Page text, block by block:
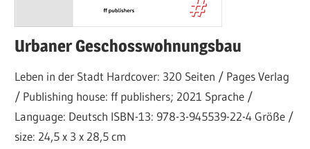
Urbaner Geschosswohnungsbau
Leben in der Stadt Hardcover: 320 Seiten / Pages Verlag
/ Publishing house: ff publishers; 2021 Sprache /
Language: Deutsch ISBN-13: 978-3-945539-22-4 Größe /
size: 24,5 x 3 x 28,5 cm